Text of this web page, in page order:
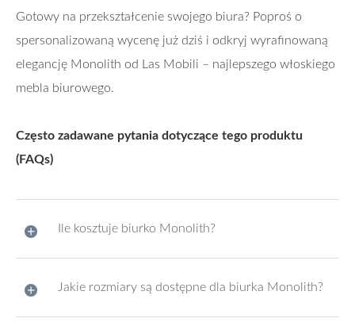
Gotowy na przekształcenie swojego biura? Poproś o
spersonalizowaną wycenę już dziś i odkryj wyrafinowaną
elegancję Monolith od Las Mobili – najlepszego włoskiego
mebla biurowego.
Często zadawane pytania dotyczące tego produktu
(FAQs)
Ile kosztuje biurko Monolith?
Jakie rozmiary są dostępne dla biurka Monolith?